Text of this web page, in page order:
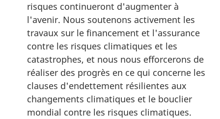
risques continueront d'augmenter à
l'avenir. Nous soutenons activement les
travaux sur le financement et l'assurance
contre les risques climatiques et les
catastrophes, et nous nous efforcerons de
réaliser des progrès en ce qui concerne les
clauses d'endettement résilientes aux
changements climatiques et le bouclier
mondial contre les risques climatiques.